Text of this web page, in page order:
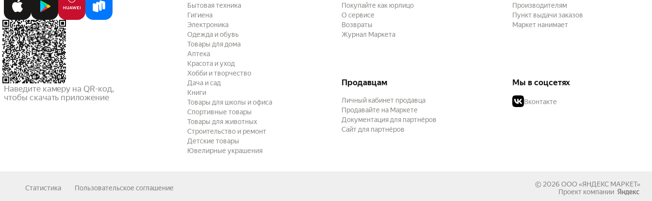
Наведите камеру на QR-код,
чтобы скачать приложение
Бытовая техника
Гигиена
Электроника
Одежда и обувь
Товары для дома
Аптека
Красота и уход
Хобби и творчество
Дача и сад
Книги
Товары для школы и офиса
Спортивные товары
Товары для животных
Строительство и ремонт
Детские товары
Ювелирные украшения
Покупайте как юрлицо
О сервисе
Возвраты
Журнал Маркета
Производителям
Пункт выдачи заказов
Маркет нанимает
Продавцам
Личный кабинет продавца
Продавайте на Маркете
Документация для партнёров
Сайт для партнёров
Мы в соцсетях
Вконтакте
Статистика Пользовательское соглашение © 2026 ООО «ЯНДЕКС МАРКЕТ»
Проект компании